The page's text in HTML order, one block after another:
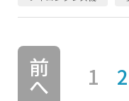
前
へ 1 2